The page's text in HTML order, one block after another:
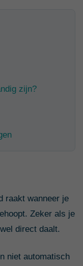
zijn?
raakt wanneer je
Zeker als je
direct daalt.
niet automatisch